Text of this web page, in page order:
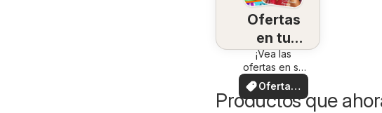
Ofertas
en tu
zona
¡Vea las
ofertas en su
zona!
Ofertas
locales
Productos que